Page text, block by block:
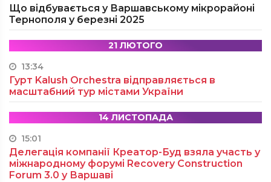
Що відбувається у Варшавському мікрорайоні
Тернополя у березні 2025
21 ЛЮТОГО
13:34
Гурт Kalush Orchestra відправляється в
масштабний тур містами України
14 ЛИСТОПАДА
15:01
Делегація компанії Креатор-Буд взяла участь у
міжнародному форумі Recovery Construction
Forum 3.0 у Варшаві